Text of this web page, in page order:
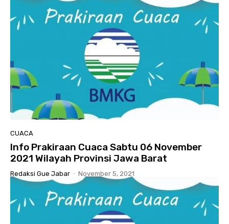
CUACA
Info Prakiraan Cuaca Sabtu 06 November
2021 Wilayah Provinsi Jawa Barat
Redaksi Gue Jabar - November 5, 2021